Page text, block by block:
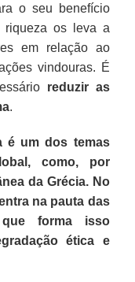
o seu benefício
riqueza os leva a
em relação ao
vindouras. É
reduzir as
.
é um dos temas
como, por
da Grécia. No
na pauta das
que forma isso
ética e